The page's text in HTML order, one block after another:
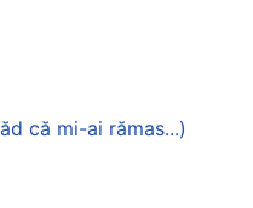
că mi-ai rămas...)